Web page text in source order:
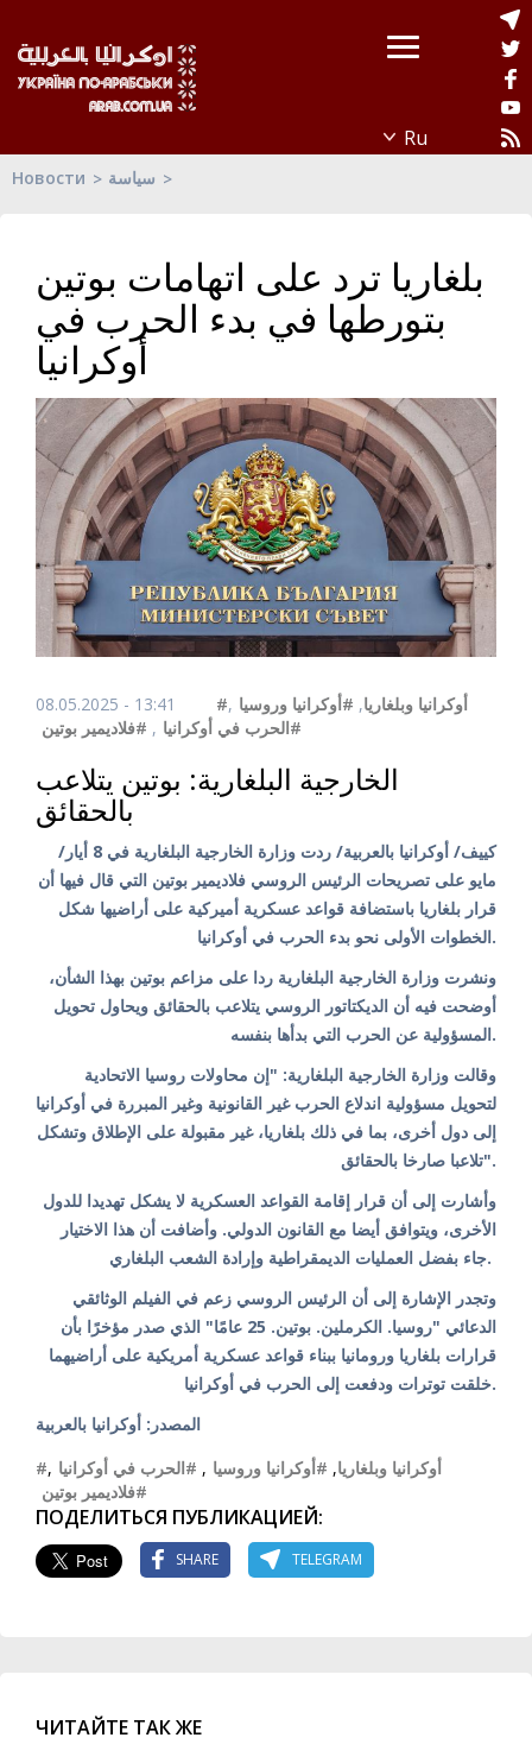
Новости سياسة
بلغاريا ترد على اتهامات بوتين
بتورطها في بدء الحرب في
أوكرانيا
08.05.2025 - 13:41 #أوكرانيا وبلغاريا, #أوكرانيا وروسيا ,
#الحرب في أوكرانيا , #فلاديمير بوتين
الخارجية البلغارية: بوتين يتلاعب
بالحقائق
كييف/ أوكرانيا بالعربية/ ردت وزارة الخارجية البلغارية في 8 أيار/
مايو على تصريحات الرئيس الروسي فلاديمير بوتين التي قال فيها أن
قرار بلغاريا باستضافة قواعد عسكرية أميركية على أراضيها شكل
الخطوات الأولى نحو بدء الحرب في أوكرانيا.
ونشرت وزارة الخارجية البلغارية ردا على مزاعم بوتين بهذا الشأن،
أوضحت فيه أن الديكتاتور الروسي يتلاعب بالحقائق ويحاول تحويل
المسؤولية عن الحرب التي بدأها بنفسه.
لتحويل مسؤولية اندلاع الحرب غير القانونية وغير المبررة في أوكرانيا
إلى دول أخرى، بما في ذلك بلغاريا، غير مقبولة على الإطلاق وتشكل
تلاعبا صارخا بالحقائق".
وأشارت إلى أن قرار إقامة القواعد العسكرية لا يشكل تهديدا للدول
الأخرى، ويتوافق أيضا مع القانون الدولي. وأضافت أن هذا الاختيار
جاء بفضل العمليات الديمقراطية وإرادة الشعب البلغاري.
وتجدر الإشارة إلى أن الرئيس الروسي زعم في الفيلم الوثائقي
الدعائي "روسيا. الكرملين. بوتين. 25 عامًا" الذي صدر مؤخرًا بأن
قرارات بلغاريا ورومانيا ببناء قواعد عسكرية أمريكية على أراضيهما
خلقت توترات ودفعت إلى الحرب في أوكرانيا.
المصدر: أوكرانيا بالعربية
#أوكرانيا وبلغاريا, #أوكرانيا وروسيا , #الحرب في أوكرانيا ,
#فلاديمير بوتين
ПОДЕЛИТЬСЯ ПУБЛИКАЦИЕЙ:
SHARE TELEGRAM
ЧИТАЙТЕ ТАК ЖЕ